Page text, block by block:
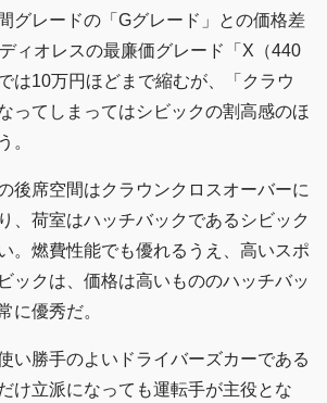
グレードの「Gグレード」との価格差
ィオレスの最廉価グレード「X（440
は10万円ほどまで縮むが、「クラウ
ってしまってはシビックの割高感のほ
。
後席空間はクラウンクロスオーバーに
、荷室はハッチバックであるシビック
。燃費性能でも優れるうえ、高いスポ
ックは、価格は高いもののハッチバッ
に優秀だ。
い勝手のよいドライバーズカーである
け立派になっても運転手が主役とな